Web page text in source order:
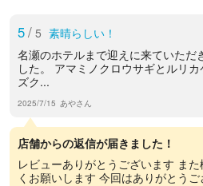
5/ 5 素晴らしい！
名瀬のホテルまで迎えに来ていただ
した。 アマミノクロウサギとルリ
ズク...
2025/7/15 あやさん
店舗からの返信が届きました！
レビューありがとうございます ま
くお願いします 今回はありがとうご